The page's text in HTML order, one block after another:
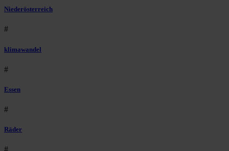
Niederösterreich
#
klimawandel
#
Essen
#
Räder